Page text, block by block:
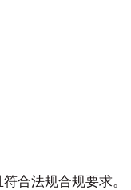
合法规合规要求。